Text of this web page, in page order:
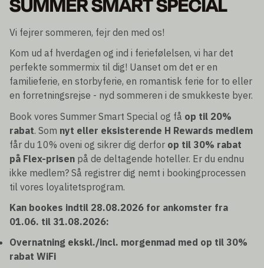
Vi fejrer sommeren, fejr den med os!
Kom ud af hverdagen og ind i feriefølelsen, vi har det
perfekte sommermix til dig! Uanset om det er en
familieferie, en storbyferie, en romantisk ferie for to eller
en forretningsrejse - nyd sommeren i de smukkeste byer.
Book vores Summer Smart Special og få op til 20%
rabat. Som nyt eller eksisterende H Rewards medlem
får du 10% oveni og sikrer dig derfor op til 30% rabat
på Flex-prisen på de deltagende hoteller. Er du endnu
ikke medlem? Så registrer dig nemt i bookingprocessen
til vores loyalitetsprogram.
Kan bookes indtil 28.08.2026 for ankomster fra
01.06. til 31.08.2026:
Overnatning ekskl./incl. morgenmad med op til 30%
rabat WiFi